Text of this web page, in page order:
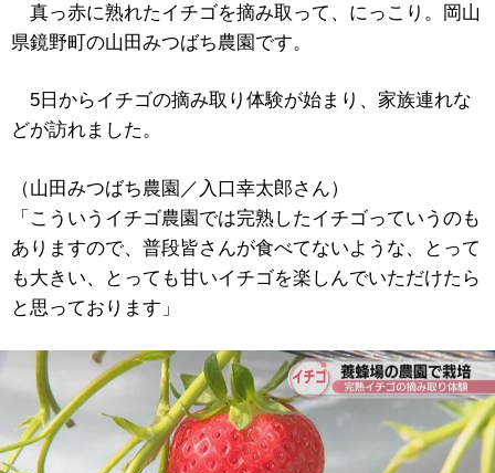
真っ赤に熟れたイチゴを摘み取って、にっこり。岡山
県鏡野町の山田みつばち農園です。
5日からイチゴの摘み取り体験が始まり、家族連れな
どが訪れました。
（山田みつばち農園／入口幸太郎さん）
「こういうイチゴ農園では完熟したイチゴっていうのも
ありますので、普段皆さんが食べてないような、とって
も大きい、とっても甘いイチゴを楽しんでいただけたら
と思っております」